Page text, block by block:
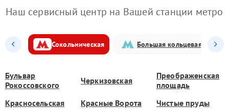
Наш сервисный центр на Вашей станции метро
Сокольническая Большая кольцевая
Бульвар
Рокоссовского
Черкизовская
Преображенская
площадь
Красносельская
Красные Ворота Чистые пруды